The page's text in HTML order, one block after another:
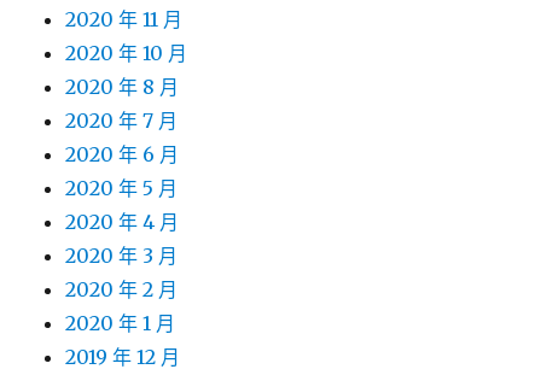
2020 年 11 月
2020 年 10 月
2020 年 8 月
2020 年 7 月
2020 年 6 月
2020 年 5 月
2020 年 4 月
2020 年 3 月
2020 年 2 月
2020 年 1 月
2019 年 12 月